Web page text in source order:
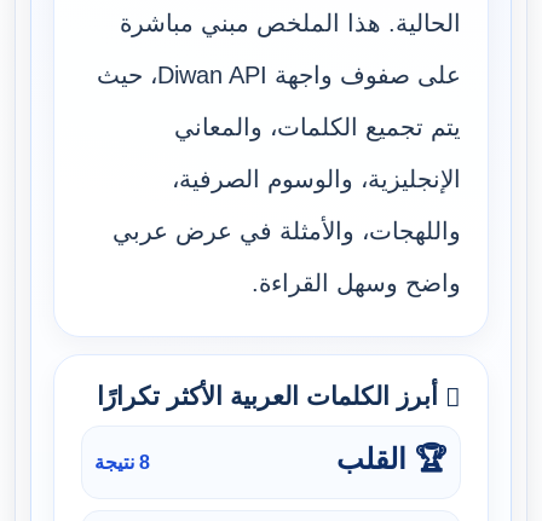
الحالية. هذا الملخص مبني مباشرة
على صفوف واجهة Diwan API، حيث
يتم تجميع الكلمات، والمعاني
الإنجليزية، والوسوم الصرفية،
واللهجات، والأمثلة في عرض عربي
واضح وسهل القراءة.
أبرز الكلمات العربية الأكثر تكرارًا
🏆 القلب 8 نتيجة